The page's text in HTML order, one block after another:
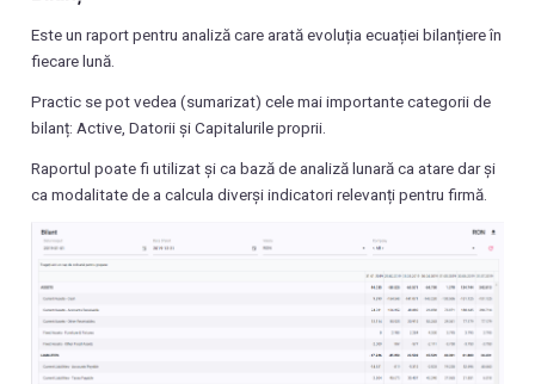
Este un raport pentru analiză care arată evoluția ecuației bilanțiere în
fiecare lună.
Practic se pot vedea (sumarizat) cele mai importante categorii de
bilanț: Active, Datorii și Capitalurile proprii.
Raportul poate fi utilizat și ca bază de analiză lunară ca atare dar și
ca modalitate de a calcula diverși indicatori relevanți pentru firmă.